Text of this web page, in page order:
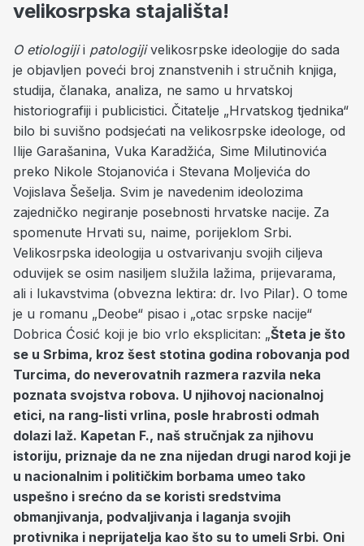
velikosrpska stajališta!
O etiologijii patologijivelikosrpske ideologije do sada
je objavljen poveći broj znanstvenih i stručnih knjiga,
studija, članaka, analiza, ne samo u hrvatskoj
historiografiji i publicistici. Čitatelje „Hrvatskog tjednika“
bilo bi suvišno podsjećati na velikosrpske ideologe, od
Ilije Garašanina, Vuka Karadžića, Sime Milutinovića
preko Nikole Stojanovića i Stevana Moljevića do
Vojislava Šešelja. Svim je navedenim ideolozima
zajedničko negiranje posebnosti hrvatske nacije. Za
spomenute Hrvati su, naime, porijeklom Srbi.
Velikosrpska ideologija u ostvarivanju svojih ciljeva
oduvijek se osim nasiljem služila lažima, prijevarama,
ali i lukavstvima (obvezna lektira: dr. Ivo Pilar). O tome
je u romanu „Deobe“ pisao i „otac srpske nacije“
Dobrica Ćosić koji je bio vrlo eksplicitan: „Šteta je što
se u Srbima, kroz šest stotina godina robovanja pod
Turcima, do neverovatnih razmera razvila neka
poznata svojstva robova. U njihovoj nacionalnoj
etici, na rang-listi vrlina, posle hrabrosti odmah
dolazi laž. Kapetan F., naš stručnjak za njihovu
istoriju, priznaje da ne zna nijedan drugi narod koji je
u nacionalnim i političkim borbama umeo tako
uspešno i srećno da se koristi sredstvima
obmanjivanja, podvaljivanja i laganja svojih
protivnika i neprijatelja kao što su to umeli Srbi. Oni